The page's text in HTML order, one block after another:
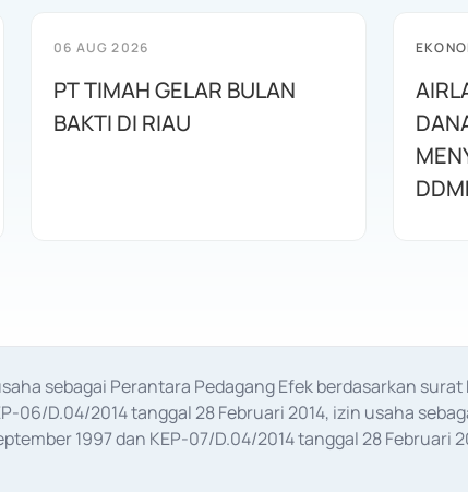
06 AUG 2026
PT TIMAH GELAR BULAN
BAKTI DI RIAU
sebagai Perantara Pedagang Efek berdasarkan
06/D.04/2014 tanggal 28 Februari 2014, izin usaha
1997 dan KEP-07/D.04/2014 tanggal 28 Februari